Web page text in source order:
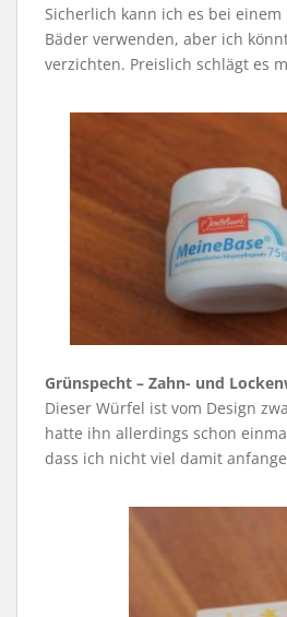
Sicherlich kann ich es bei
Bäder verwenden, aber ich
verzichten. Preislich schlägt es
Grünspecht – Zahn- und
Dieser Würfel ist vom Design
hatte ihn allerdings schon
dass ich nicht viel damit